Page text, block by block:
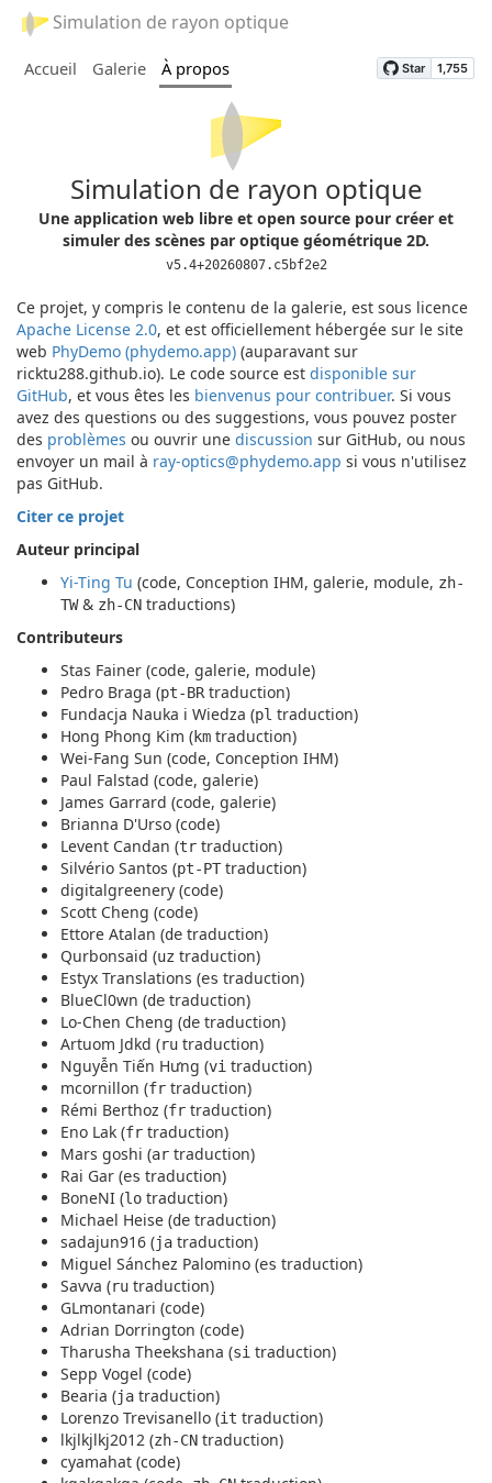
Simulation de rayon optique
Accueil Galerie À propos
Simulation de rayon optique
Une application web libre et open source pour créer et
simuler des scènes par optique géométrique 2D.
v5.4+20260807.c5bf2e2
Ce projet, y compris le contenu de la galerie, est sous licence
Apache License 2.0, et est officiellement hébergée sur le site
web PhyDemo (phydemo.app) (auparavant sur
ricktu288.github.io). Le code source est disponible sur
GitHub, et vous êtes les bienvenus pour contribuer. Si vous
avez des questions ou des suggestions, vous pouvez poster
des problèmes ou ouvrir une discussion sur GitHub, ou nous
envoyer un mail à ray-optics@phydemo.app si vous n'utilisez
pas GitHub.
Citer ce projet
Auteur principal
Yi-Ting Tu (code, Conception IHM, galerie, module, zh-
TW& zh-CN traductions)
Contributeurs
Stas Fainer (code, galerie, module)
Pedro Braga (pt-BRtraduction)
Fundacja Nauka i Wiedza (pl traduction)
Hong Phong Kim (km traduction)
Wei-Fang Sun (code, Conception IHM)
Paul Falstad (code, galerie)
James Garrard (code, galerie)
Brianna D'Urso (code)
Levent Candan (tr traduction)
Silvério Santos (pt-PT traduction)
digitalgreenery (code)
Scott Cheng (code)
Ettore Atalan (de traduction)
Qurbonsaid (uz traduction)
Estyx Translations (es traduction)
BlueCl0wn (de traduction)
Lo-Chen Cheng (de traduction)
Artuom Jdkd (ru traduction)
Nguyễn Tiến Hưng (vi traduction)
mcornillon (fr traduction)
Rémi Berthoz (fr traduction)
Eno Lak (fr traduction)
Mars goshi (ar traduction)
Rai Gar (es traduction)
BoneNI (lo traduction)
Michael Heise (de traduction)
sadajun916 (ja traduction)
Miguel Sánchez Palomino (es traduction)
Savva (ru traduction)
GLmontanari (code)
Adrian Dorrington (code)
Tharusha Theekshana (si traduction)
Sepp Vogel (code)
Bearia (ja traduction)
Lorenzo Trevisanello (it traduction)
lkjlkjlkj2012 (zh-CN traduction)
cyamahat (code)